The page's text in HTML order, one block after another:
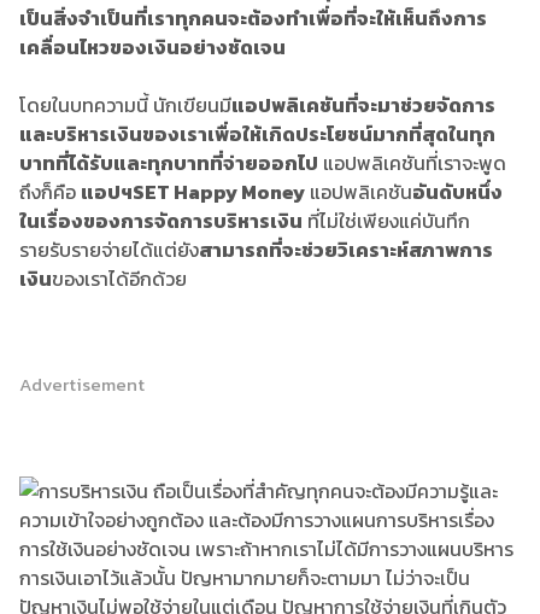
เป็นสิ่งจำเป็นที่เราทุกคนจะต้องทำเพื่อที่จะให้เห็นถึงการ
เคลื่อนไหวของเงินอย่างชัดเจน
โดยในบทความนี้ นักเขียนมีแอปพลิเคชันที่จะมาช่วยจัดการ
และบริหารเงินของเราเพื่อให้เกิดประโยชน์มากที่สุดในทุก
บาทที่ได้รับและทุกบาทที่จ่ายออกไป แอปพลิเคชันที่เราจะพูด
ถึงก็คือ แอปฯSET Happy Money แอปพลิเคชันอันดับหนึ่ง
ในเรื่องของการจัดการบริหารเงิน ที่ไม่ใช่เพียงแค่บันทึก
รายรับรายจ่ายได้แต่ยังสามารถที่จะช่วยวิเคราะห์สภาพการ
เงินของเราได้อีกด้วย
Advertisement